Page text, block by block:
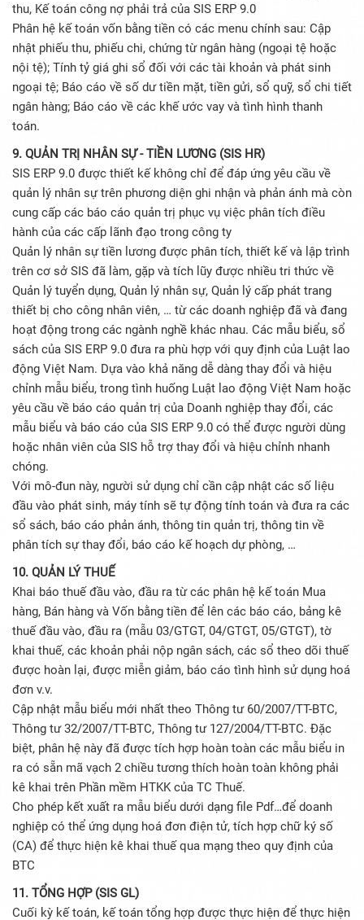
thu, Kế toán công nợ phải trả của SIS ERP 9.0
Phân hệ kế toán vốn bằng tiền có các menu chính sau: Cập
nhật phiếu thu, phiếu chi, chứng từ ngân hàng (ngoại tệ hoặc
nội tệ); Tính tỷ giá ghi sổ đối với các tài khoản và phát sinh
ngoại tệ; Báo cáo về số dư tiền mặt, tiền gửi, sổ quỹ, sổ chi tiết
ngân hàng; Báo cáo về các khế ước vay và tình hình thanh
toán.
9. QUẢN TRỊ NHÂN SỰ - TIỀN LƯƠNG (SIS HR)
SIS ERP 9.0 được thiết kế không chỉ để đáp ứng yêu cầu về
quản lý nhân sự trên phương diện ghi nhận và phản ánh mà còn
cung cấp các báo cáo quản trị phục vụ việc phân tích điều
hành của các cấp lãnh đạo trong công ty
Quản lý nhân sự tiền lương được phân tích, thiết kế và lập trình
trên cơ sở SIS đã làm, gặp và tích lũy được nhiều tri thức về
Quản lý tuyển dụng, Quản lý nhân sự, Quản lý cấp phát trang
thiết bị cho công nhân viên, … từ các doanh nghiệp đã và đang
hoạt động trong các ngành nghề khác nhau. Các mẫu biểu, sổ
sách của SIS ERP 9.0 đưa ra phù hợp với quy định của Luật lao
động Việt Nam. Dựa vào khả năng dễ dàng thay đổi và hiệu
chỉnh mẫu biểu, trong tình huống Luật lao động Việt Nam hoặc
yêu cầu về báo cáo quản trị của Doanh nghiệp thay đổi, các
mẫu biểu và báo cáo của SIS ERP 9.0 có thể được người dùng
hoặc nhân viên của SIS hỗ trợ thay đổi và hiệu chỉnh nhanh
chóng.
Với mô-đun này, người sử dụng chỉ cần cập nhật các số liệu
đầu vào phát sinh, máy tính sẽ tự động tính toán và đưa ra các
sổ sách, báo cáo phản ánh, thông tin quản trị, thông tin về
phân tích sự thay đổi, báo cáo kế hoạch dự phòng, …
10. QUẢN LÝ THUẾ
Khai báo thuế đầu vào, đầu ra từ các phân hệ kế toán Mua
hàng, Bán hàng và Vốn bằng tiền để lên các báo cáo, bảng kê
thuế đầu vào, đầu ra (mẫu 03/GTGT, 04/GTGT, 05/GTGT), tờ
khai thuế, các khoản phải nộp ngân sách, các sổ theo dõi thuế
được hoàn lại, được miễn giảm, báo cáo tình hình sử dụng hoá
đơn v.v.
Cập nhật mẫu biểu mới nhất theo Thông tư 60/2007/TT-BTC,
Thông tư 32/2007/TT-BTC, Thông tư 127/2004/TT-BTC. Đặc
biệt, phân hệ này đã được tích hợp hoàn toàn các mẫu biểu in
ra có sẵn mã vạch 2 chiều tương thích hoàn toàn không phải
kê khai trên Phần mềm HTKK của TC Thuế.
Cho phép kết xuất ra mẫu biểu dưới dạng file Pdf…để doanh
nghiệp có thể ứng dụng hoá đơn điện tử, tích hợp chữ ký số
(CA) để thực hiện kê khai thuế qua mạng theo quy định của
BTC
11. TỔNG HỢP (SIS GL)
Cuối kỳ kế toán, kế toán tổng hợp được thực hiện để thực hiện